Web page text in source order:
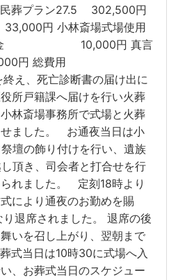
葬プラン27.5 302,500円
円 小林斎場式場使用
料金 10,000円 真言
円 総費用
え、死亡診断書の届け出に
所戸籍課へ届けを行い火葬
林斎場事務所で式場と火葬
ました。 お通夜当日は小
壇の飾り付けを行い、遺族
頂き、司会者と打合せを行
れました。 定刻18時より
により通夜のお勤めを賜
退席されました。 退席の後
いを召し上がり、翌朝まで
式当日は10時30に式場へ入
、お葬式当日のスケジュー